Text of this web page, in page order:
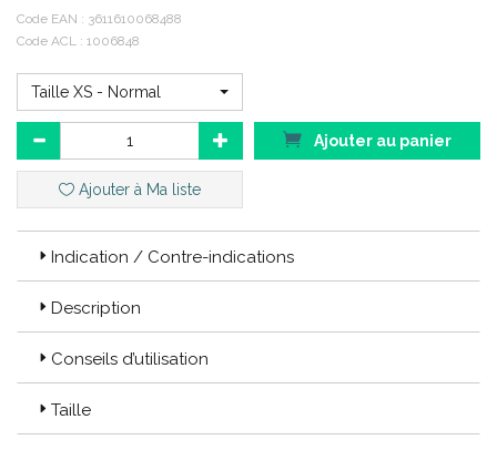
Produit : CHAUSSETTES
Code EAN : 3611610068488
Code ACL : 1006848
Taille XS - Normal
Ajouter au panier
Ajouter à Ma liste
Indication / Contre-indications
Description
Conseils d’utilisation
Taille